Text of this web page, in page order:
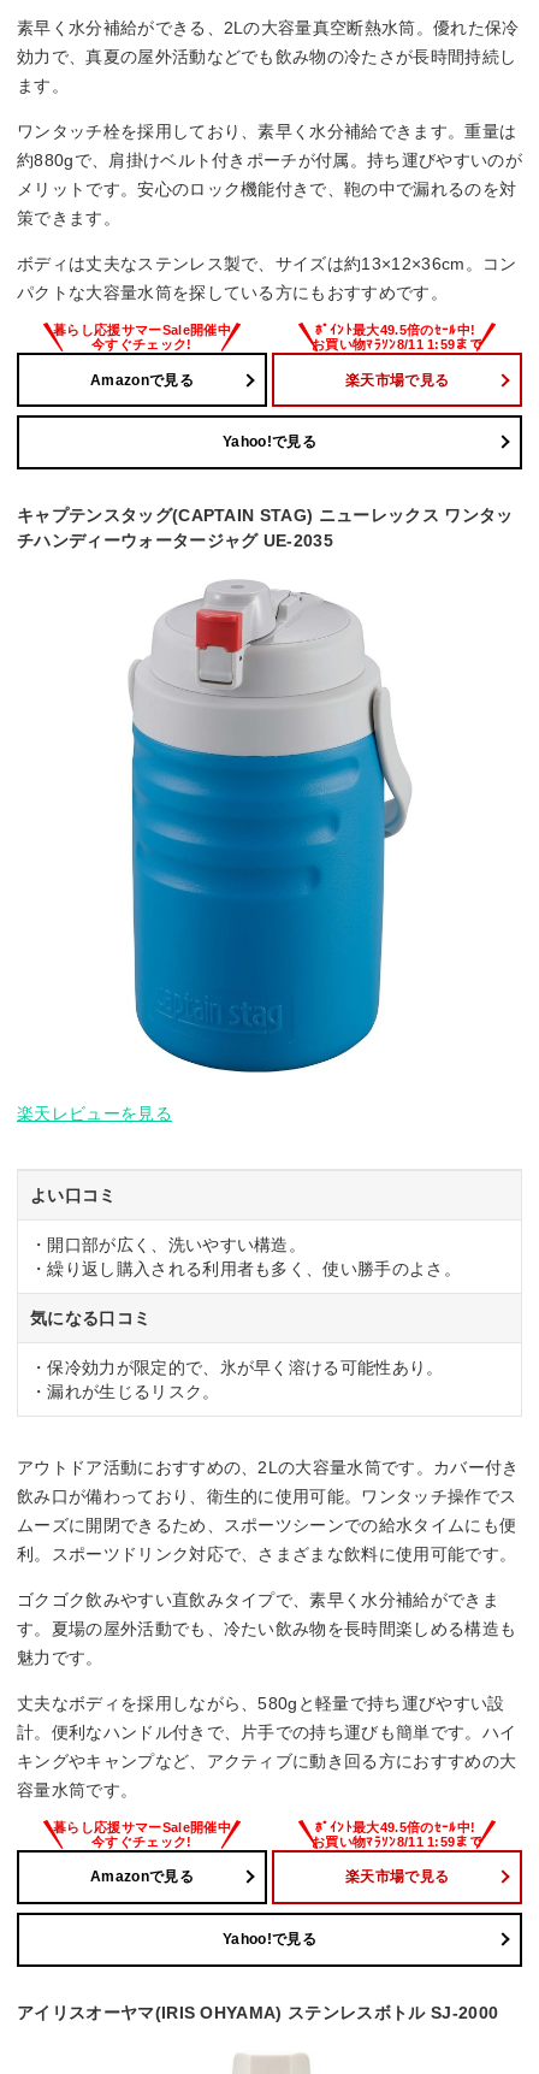
素早く水分補給ができる、2Lの大容量真空断熱水筒。優れた保冷
効力で、真夏の屋外活動などでも飲み物の冷たさが長時間持続し
ます。
ワンタッチ栓を採用しており、素早く水分補給できます。重量は
約880gで、肩掛けベルト付きポーチが付属。持ち運びやすいのが
メリットです。安心のロック機能付きで、鞄の中で漏れるのを対
策できます。
ボディは丈夫なステンレス製で、サイズは約13×12×36cm。コン
パクトな大容量水筒を探している方にもおすすめです。
Amazonで見る 楽天市場で見る
Yahoo!で見る
キャプテンスタッグ(CAPTAIN STAG) ニューレックス ワンタッ
チハンディーウォータージャグ UE-2035
楽天レビューを見る
よい口コミ
・開口部が広く、洗いやすい構造。
・繰り返し購入される利用者も多く、使い勝手のよさ。
気になる口コミ
・保冷効力が限定的で、氷が早く溶ける可能性あり。
・漏れが生じるリスク。
アウトドア活動におすすめの、2Lの大容量水筒です。カバー付き
飲み口が備わっており、衛生的に使用可能。ワンタッチ操作でス
ムーズに開閉できるため、スポーツシーンでの給水タイムにも便
利。スポーツドリンク対応で、さまざまな飲料に使用可能です。
ゴクゴク飲みやすい直飲みタイプで、素早く水分補給ができま
す。夏場の屋外活動でも、冷たい飲み物を長時間楽しめる構造も
魅力です。
丈夫なボディを採用しながら、580gと軽量で持ち運びやすい設
計。便利なハンドル付きで、片手での持ち運びも簡単です。ハイ
キングやキャンプなど、アクティブに動き回る方におすすめの大
容量水筒です。
Amazonで見る 楽天市場で見る
Yahoo!で見る
アイリスオーヤマ(IRIS OHYAMA) ステンレスボトル SJ-2000